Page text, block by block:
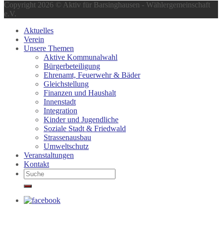
Copyright 2026 © Aktiv für Barsinghausen - Wählergemeinschaft
e.V.
Aktuelles
Verein
Unsere Themen
Aktive Kommunalwahl
Bürgerbeteiligung
Ehrenamt, Feuerwehr & Bäder
Gleichstellung
Finanzen und Haushalt
Innenstadt
Integration
Kinder und Jugendliche
Soziale Stadt & Friedwald
Strassenausbau
Umweltschutz
Veranstaltungen
Kontakt